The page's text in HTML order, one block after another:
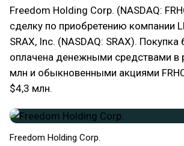
Freedom Holding Corp. (NASDAQ:
сделку по приобретению компании
SRAX, Inc. (NASDAQ: SRAX). Покупка
оплачена денежными средствами в
млн и обыкновенными акциями
$4,3 млн.
Freedom Holding Corp.